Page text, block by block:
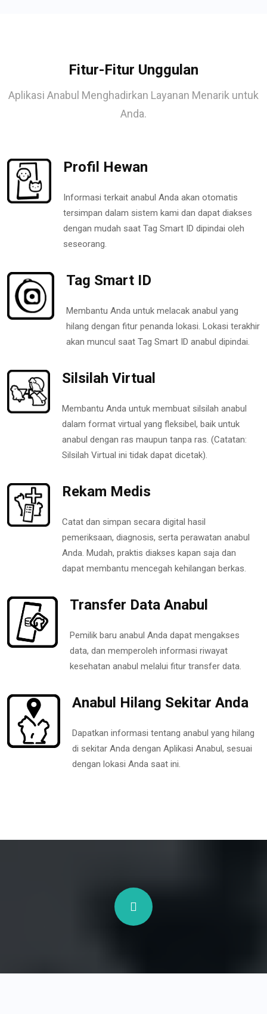
Fitur-Fitur Unggulan
Aplikasi Anabul Menghadirkan Layanan Menarik untuk
Anda.
Profil Hewan
Informasi terkait anabul Anda akan otomatis
tersimpan dalam sistem kami dan dapat diakses
dengan mudah saat Tag Smart ID dipindai oleh
seseorang.
Tag Smart ID
Membantu Anda untuk melacak anabul yang
hilang dengan fitur penanda lokasi. Lokasi terakhir
akan muncul saat Tag Smart ID anabul dipindai.
Silsilah Virtual
Membantu Anda untuk membuat silsilah anabul
dalam format virtual yang fleksibel, baik untuk
anabul dengan ras maupun tanpa ras. (Catatan:
Silsilah Virtual ini tidak dapat dicetak).
Rekam Medis
Catat dan simpan secara digital hasil
pemeriksaan, diagnosis, serta perawatan anabul
Anda. Mudah, praktis diakses kapan saja dan
dapat membantu mencegah kehilangan berkas.
Transfer Data Anabul
Pemilik baru anabul Anda dapat mengakses
data, dan memperoleh informasi riwayat
kesehatan anabul melalui fitur transfer data.
Anabul Hilang Sekitar Anda
Dapatkan informasi tentang anabul yang hilang
di sekitar Anda dengan Aplikasi Anabul, sesuai
dengan lokasi Anda saat ini.